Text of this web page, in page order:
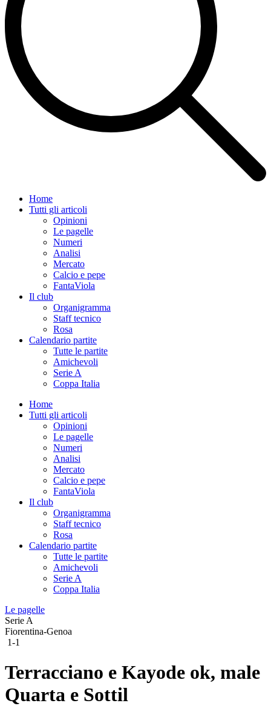
Home
Tutti gli articoli
Opinioni
Le pagelle
Numeri
Analisi
Mercato
Calcio e pepe
FantaViola
Il club
Organigramma
Staff tecnico
Rosa
Calendario partite
Tutte le partite
Amichevoli
Serie A
Coppa Italia
Home
Tutti gli articoli
Opinioni
Le pagelle
Numeri
Analisi
Mercato
Calcio e pepe
FantaViola
Il club
Organigramma
Staff tecnico
Rosa
Calendario partite
Tutte le partite
Amichevoli
Serie A
Coppa Italia
Le pagelle
Serie A
Fiorentina-Genoa
1-1
Terracciano e Kayode ok, male
Quarta e Sottil